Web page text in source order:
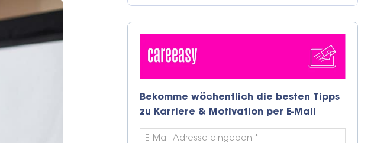
Bekomme wöchentlich die besten Tipps
zu Karriere & Motivation per E-Mail